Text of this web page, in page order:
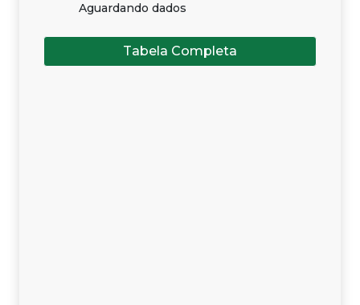
Aguardando dados
Tabela Completa